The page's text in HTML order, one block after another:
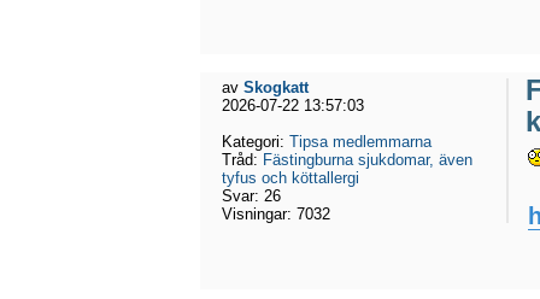
av Skogkatt
2026-07-22 13:57:03
Kategori: Tipsa medlemmarna
Tråd: Fästingburna sjukdomar, även
tyfus och köttallergi
Svar: 26
Visningar: 7032